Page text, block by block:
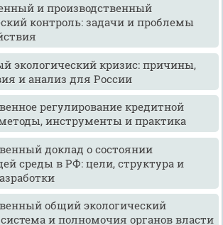
и производственный
контроль: задачи и проблемы
экологический кризис: причины,
и анализ для России
регулирование кредитной
инструменты и практика
доклад о состоянии
среды в РФ: цели, структура и
общий экологический
и полномочия органов власти